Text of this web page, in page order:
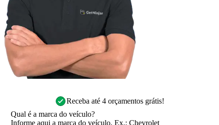
Receba até 4 orçamentos grátis!
Qual é a marca do veículo?